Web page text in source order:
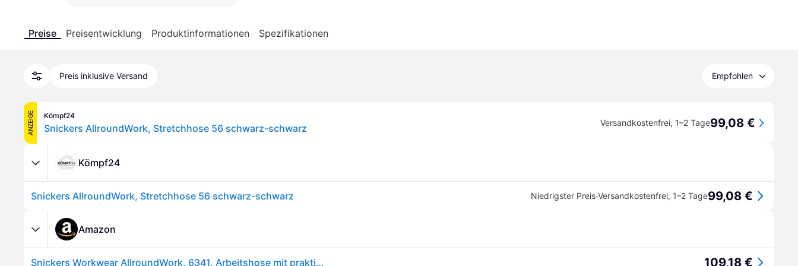
Preise Preisentwicklung Produktinformationen Spezifikationen
Preis inklusive Versand Empfohlen
ANZEIGE Kömpf24
Snickers AllroundWork, Stretchhose 56 schwarz-schwarz Versandkostenfrei, 1–2 Tage99,08 €
Kömpf24
Snickers AllroundWork, Stretchhose 56 schwarz-schwarz Niedrigster Preis·Versandkostenfrei, 1–2 Tage99,08 €
Amazon
Snickers Workwear AllroundWork, 6341, Arbeitshose mit praktischen Taschen (Schwarz, 50) 109,18 €